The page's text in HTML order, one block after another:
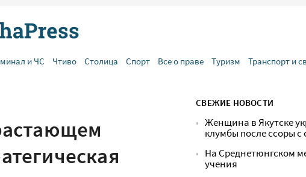
и ЧС Чтиво Столица Спорт Все о праве Туризм Транспорт и
СВЕЖИЕ НОВОСТИ
Женщина в Якутске
клумбы после ссоры
На Среднетюнгском
учения